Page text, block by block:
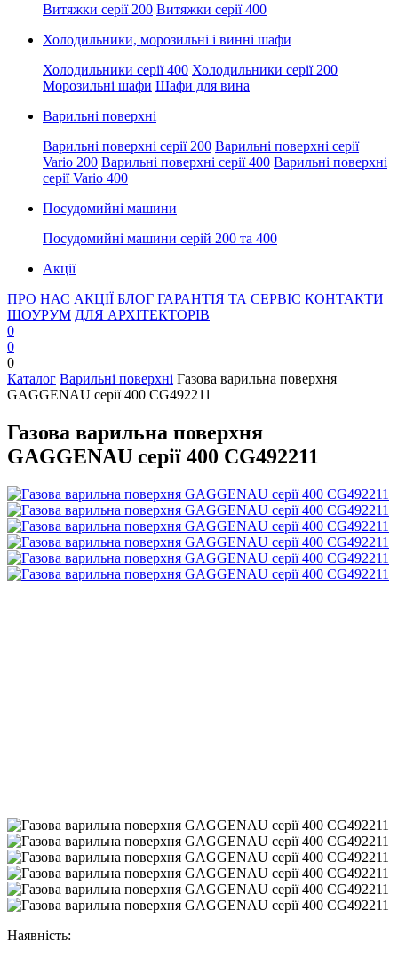
Витяжки серії 200 Витяжки серії 400
Холодильники, морозильні і винні шафи
Холодильники серії 400 Холодильники серії 200
Морозильні шафи Шафи для вина
Варильні поверхні
Варильні поверхні серії 200 Варильні поверхні серії
Vario 200 Варильні поверхні серії 400 Варильні поверхні
серії Vario 400
Посудомийні машини
Посудомийні машини серій 200 та 400
Акції
ПРО НАС АКЦІЇ БЛОГ ГАРАНТІЯ ТА СЕРВІС КОНТАКТИ
ШОУРУМ ДЛЯ АРХІТЕКТОРІВ
0
0
0
Каталог Варильні поверхні Газова варильна поверхня
GAGGENAU серії 400 CG492211
Газова варильна поверхня
GAGGENAU серії 400 CG492211
Наявність: